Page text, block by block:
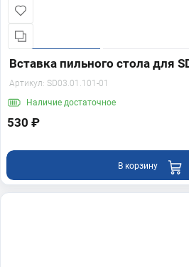
Вставка пильного стола для
Артикул: SD03.01.101-01
Наличие достаточное
530 ₽
В корзину